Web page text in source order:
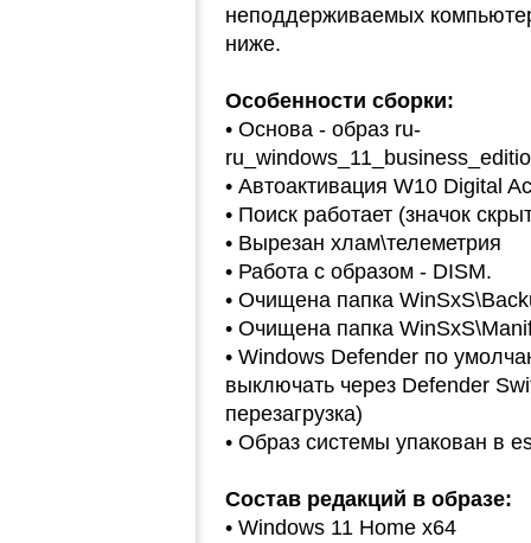
неподдерживаемых
ниже.
Особенности сборки:
• Основа - образ ru-
• Автоактивация W10 Digital
• Поиск работает (значок
• Вырезан хлам\телеметрия
• Работа с образом - DISM.
• Очищена папка
• Очищена папка
• Windows Defender по
выключать через Defender
перезагрузка)
• Образ системы упакован в
Состав редакций в образе:
• Windows 11 Home x64